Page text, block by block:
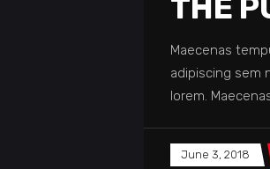
THE
Maecenas
adipiscing sem
lorem.
June 3, 2018